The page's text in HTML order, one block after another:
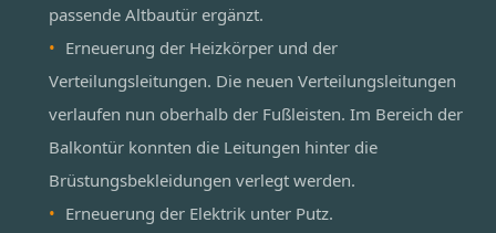
passende Altbautür ergänzt.
Erneuerung der Heizkörper und der
Verteilungsleitungen. Die neuen Verteilungsleitungen
verlaufen nun oberhalb der Fußleisten. Im Bereich der
Balkontür konnten die Leitungen hinter die
Brüstungsbekleidungen verlegt werden.
Erneuerung der Elektrik unter Putz.